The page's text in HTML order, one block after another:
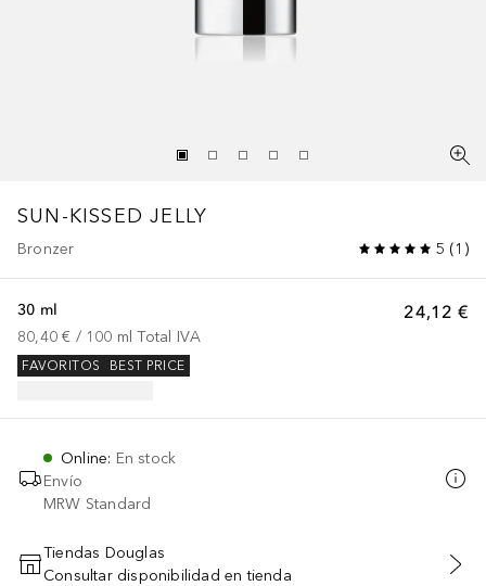
SUN-KISSED JELLY
Bronzer 5 (1 )
24,12 €
30 ml
80,40 € / 100 ml Total IVA
BEST PRICE
FAVORITOS
Online: En stock
Envío
MRW Standard
AÑADIR AL CARRITO
Tiendas Douglas
Consultar disponibilidad en tienda